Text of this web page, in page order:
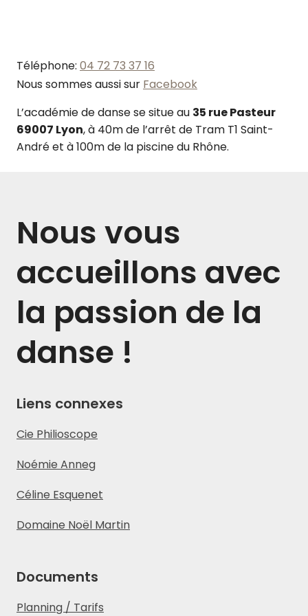
Téléphone: 04 72 73 37 16
Nous sommes aussi sur Facebook
L’académie de danse se situe au 35 rue Pasteur
69007 Lyon, à 40m de l’arrêt de Tram T1 Saint-
André et à 100m de la piscine du Rhône.
Nous vous
accueillons avec
la passion de la
danse !
Liens connexes
Cie Philioscope
Noémie Anneg
Céline Esquenet
Domaine Noël Martin
Documents
Planning / Tarifs